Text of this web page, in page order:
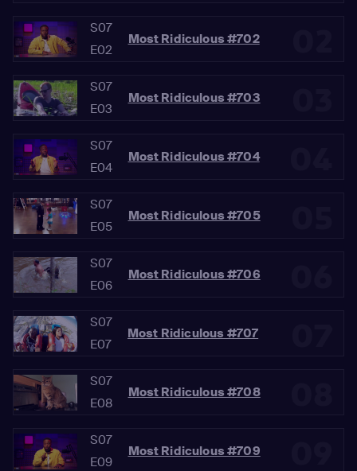
S07
E02
Most Ridiculous #702
S07
E03
Most Ridiculous #703
S07
E04
Most Ridiculous #704
S07
E05
Most Ridiculous #705
S07
E06
Most Ridiculous #706
S07
E07
Most Ridiculous #707
S07
E08
Most Ridiculous #708
S07
E09
Most Ridiculous #709